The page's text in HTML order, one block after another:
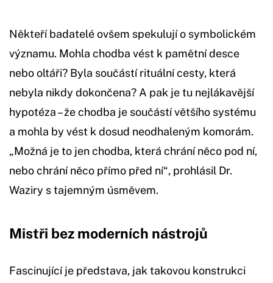
Někteří badatelé ovšem spekulují o symbolickém
významu. Mohla chodba vést k pamětní desce
nebo oltáři? Byla součástí rituální cesty, která
nebyla nikdy dokončena? A pak je tu nejlákavější
hypotéza – že chodba je součástí většího systému
a mohla by vést k dosud neodhaleným komorám.
„Možná je to jen chodba, která chrání něco pod ní,
nebo chrání něco přímo před ní“, prohlásil Dr.
Waziry s tajemným úsměvem.
Mistři bez moderních nástrojů
Fascinující je představa, jak takovou konstrukci